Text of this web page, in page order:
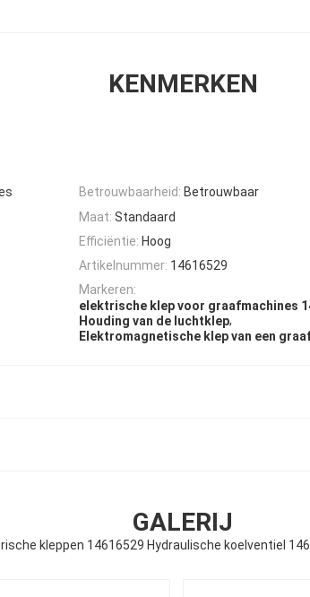
KENMERKEN
Betrouwbaarheid: Betrouwbaar
Maat: Standaard
Efficiëntie: Hoog
Artikelnummer: 14616529
Markeren:
elektrische klep voor graafmachines
Houding van de luchtklep,
Elektromagnetische klep van een
GALERIJ
kleppen 14616529 Hydraulische koelventiel